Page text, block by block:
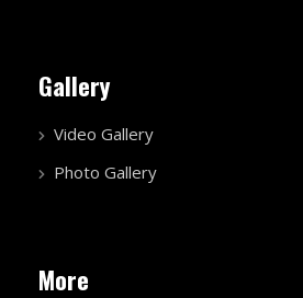
Gallery
Video Gallery
Photo Gallery
More